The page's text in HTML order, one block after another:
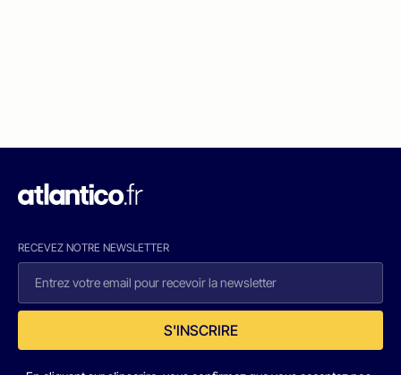
RECEVEZ NOTRE NEWSLETTER
S'INSCRIRE